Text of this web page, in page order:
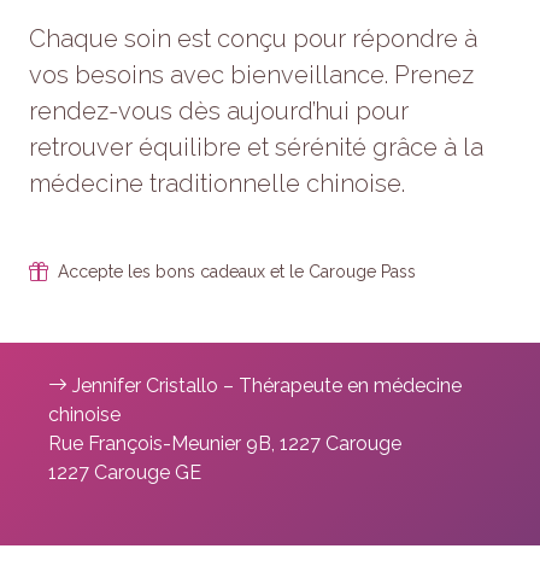
Chaque soin est conçu pour répondre à
vos besoins avec bienveillance. Prenez
rendez-vous dès aujourd’hui pour
retrouver équilibre et sérénité grâce à la
médecine traditionnelle chinoise.
Accepte les bons cadeaux et le Carouge Pass
Jennifer Cristallo – Thérapeute en médecine
chinoise
Rue François-Meunier 9B, 1227 Carouge
1227 Carouge GE